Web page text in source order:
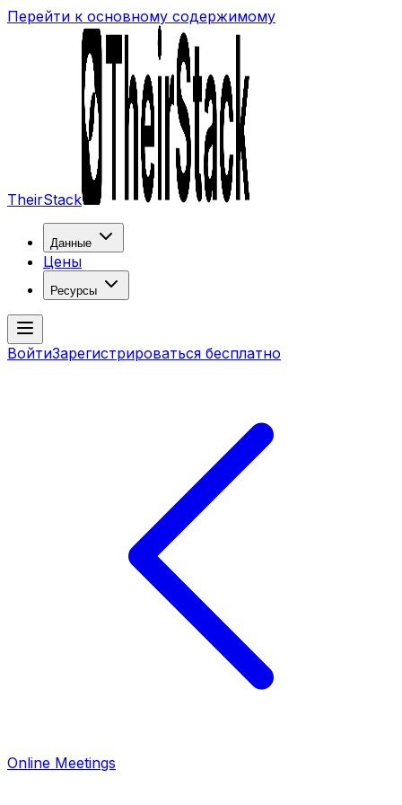
Перейти к основному содержимому
TheirStack
Данные
Цены
Ресурсы
ВойтиЗарегистрироваться бесплатно
Online Meetings